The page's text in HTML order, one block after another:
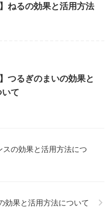
ねるの効果と活用方法
つるぎのまいの効果と
て
スの効果と活用方法につ
効果と活用方法について